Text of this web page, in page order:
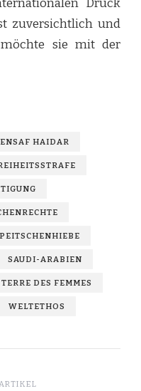
Druck
zuversichtlich und
sie mit der
ENSAF HAIDAR
PEITSCHENHIEBE
SAUDI-ARABIEN
TERRE DES FEMMES
WELTETHOS